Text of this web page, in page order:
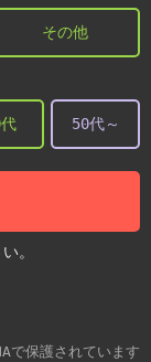
その他
50代～
。
で保護されています